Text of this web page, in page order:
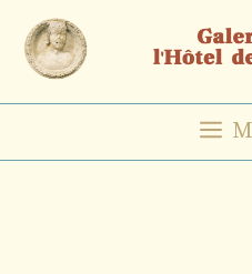
Aller
contenu